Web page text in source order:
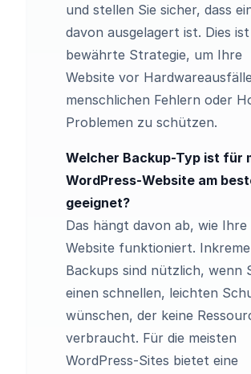
und stellen Sie sicher, dass
davon ausgelagert ist. Dies
bewährte Strategie, um Ihre
Website vor
menschlichen Fehlern oder
Problemen zu schützen.
Welcher Backup-Typ ist für
WordPress-Website am
geeignet?
Das hängt davon ab, wie Ihre
Website funktioniert.
Backups sind nützlich, wenn
einen schnellen, leichten
wünschen, der keine
verbraucht. Für die meisten
WordPress-Sites bietet eine